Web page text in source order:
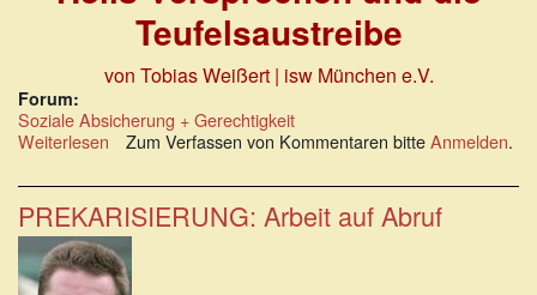
Teufelsaustreibe
von Tobias Weißert | isw München e.V.
Forum:
Soziale Absicherung + Gerechtigkeit
Weiterlesen über
Versprechen
und
die
Teufelsaustreibe
Zum Verfassen von Kommentaren bitteAnmelden.
PREKARISIERUNG: Arbeit auf Abruf